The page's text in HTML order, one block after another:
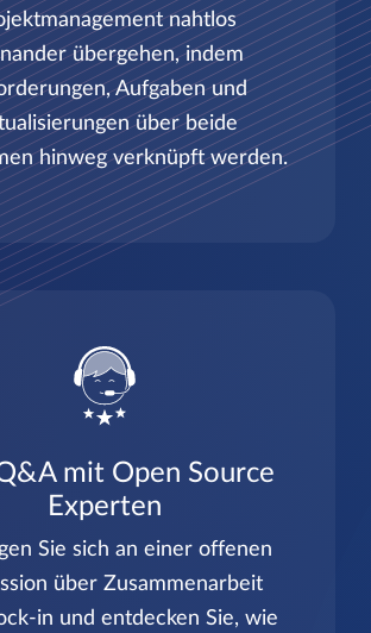
nahtlos
übergehen, indem
Aufgaben und
über beide
hinweg verknüpft werden.
mit Open Source
Experten
Sie sich an einer offenen
über Zusammenarbeit
in und entdecken Sie, wie